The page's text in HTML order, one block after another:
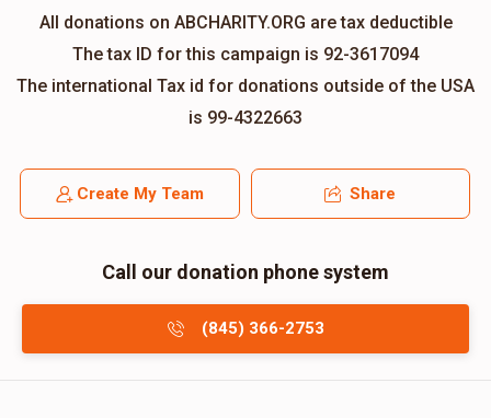
All donations on ABCHARITY.ORG are tax deductible
The tax ID for this campaign is 92-3617094
The international Tax id for donations outside of the USA
is 99-4322663
Create My Team Share
Call our donation phone system
(845) 366-2753